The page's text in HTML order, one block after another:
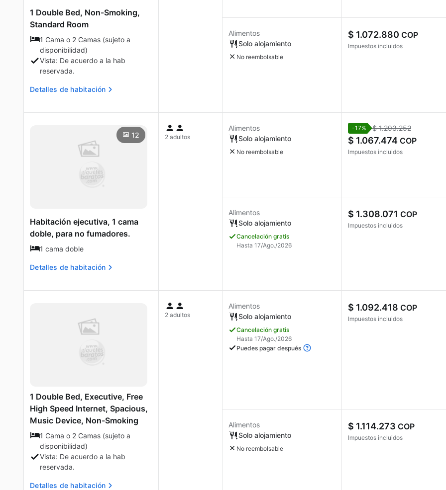
1 Double Bed, Non-Smoking,
Standard Room
1 Cama o 2 Camas (sujeto a
disponibilidad)
Vista: De acuerdo a la hab
reservada.
Detalles de habitación
Alimentos
Solo alojamiento
No reembolsable
$ 1.072.880 COP
Impuestos incluidos
12
Habitación ejecutiva, 1 cama
doble, para no fumadores.
1 cama doble
Detalles de habitación
2 adultos
Alimentos
Solo alojamiento
No reembolsable
-17% $ 1.293.252
$ 1.067.474 COP
Impuestos incluidos
Alimentos
Solo alojamiento
Cancelación gratis
Hasta 17/Ago./2026
$ 1.308.071 COP
Impuestos incluidos
1 Double Bed, Executive, Free
High Speed Internet, Spacious,
Music Device, Non-Smoking
1 Cama o 2 Camas (sujeto a
disponibilidad)
Vista: De acuerdo a la hab
reservada.
Detalles de habitación
2 adultos
Alimentos
Solo alojamiento
Cancelación gratis
Hasta 17/Ago./2026
Puedes pagar después
$ 1.092.418 COP
Impuestos incluidos
Alimentos
Solo alojamiento
No reembolsable
$ 1.114.273 COP
Impuestos incluidos